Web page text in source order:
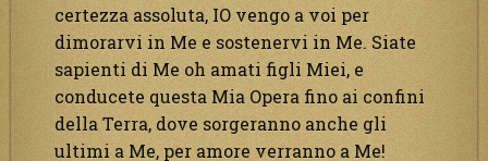
certezza assoluta, IO vengo a voi per
dimorarvi in Me e sostenervi in Me. Siate
sapienti di Me oh amati figli Miei, e
conducete questa Mia Opera fino ai confini
della Terra, dove sorgeranno anche gli
ultimi a Me, per amore verranno a Me!